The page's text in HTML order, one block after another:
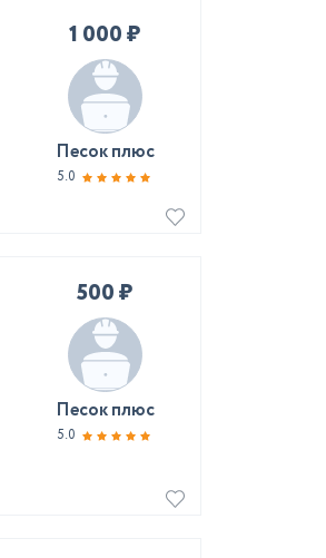
1 000 ₽
Песок плюс
5.0
500 ₽
Песок плюс
5.0